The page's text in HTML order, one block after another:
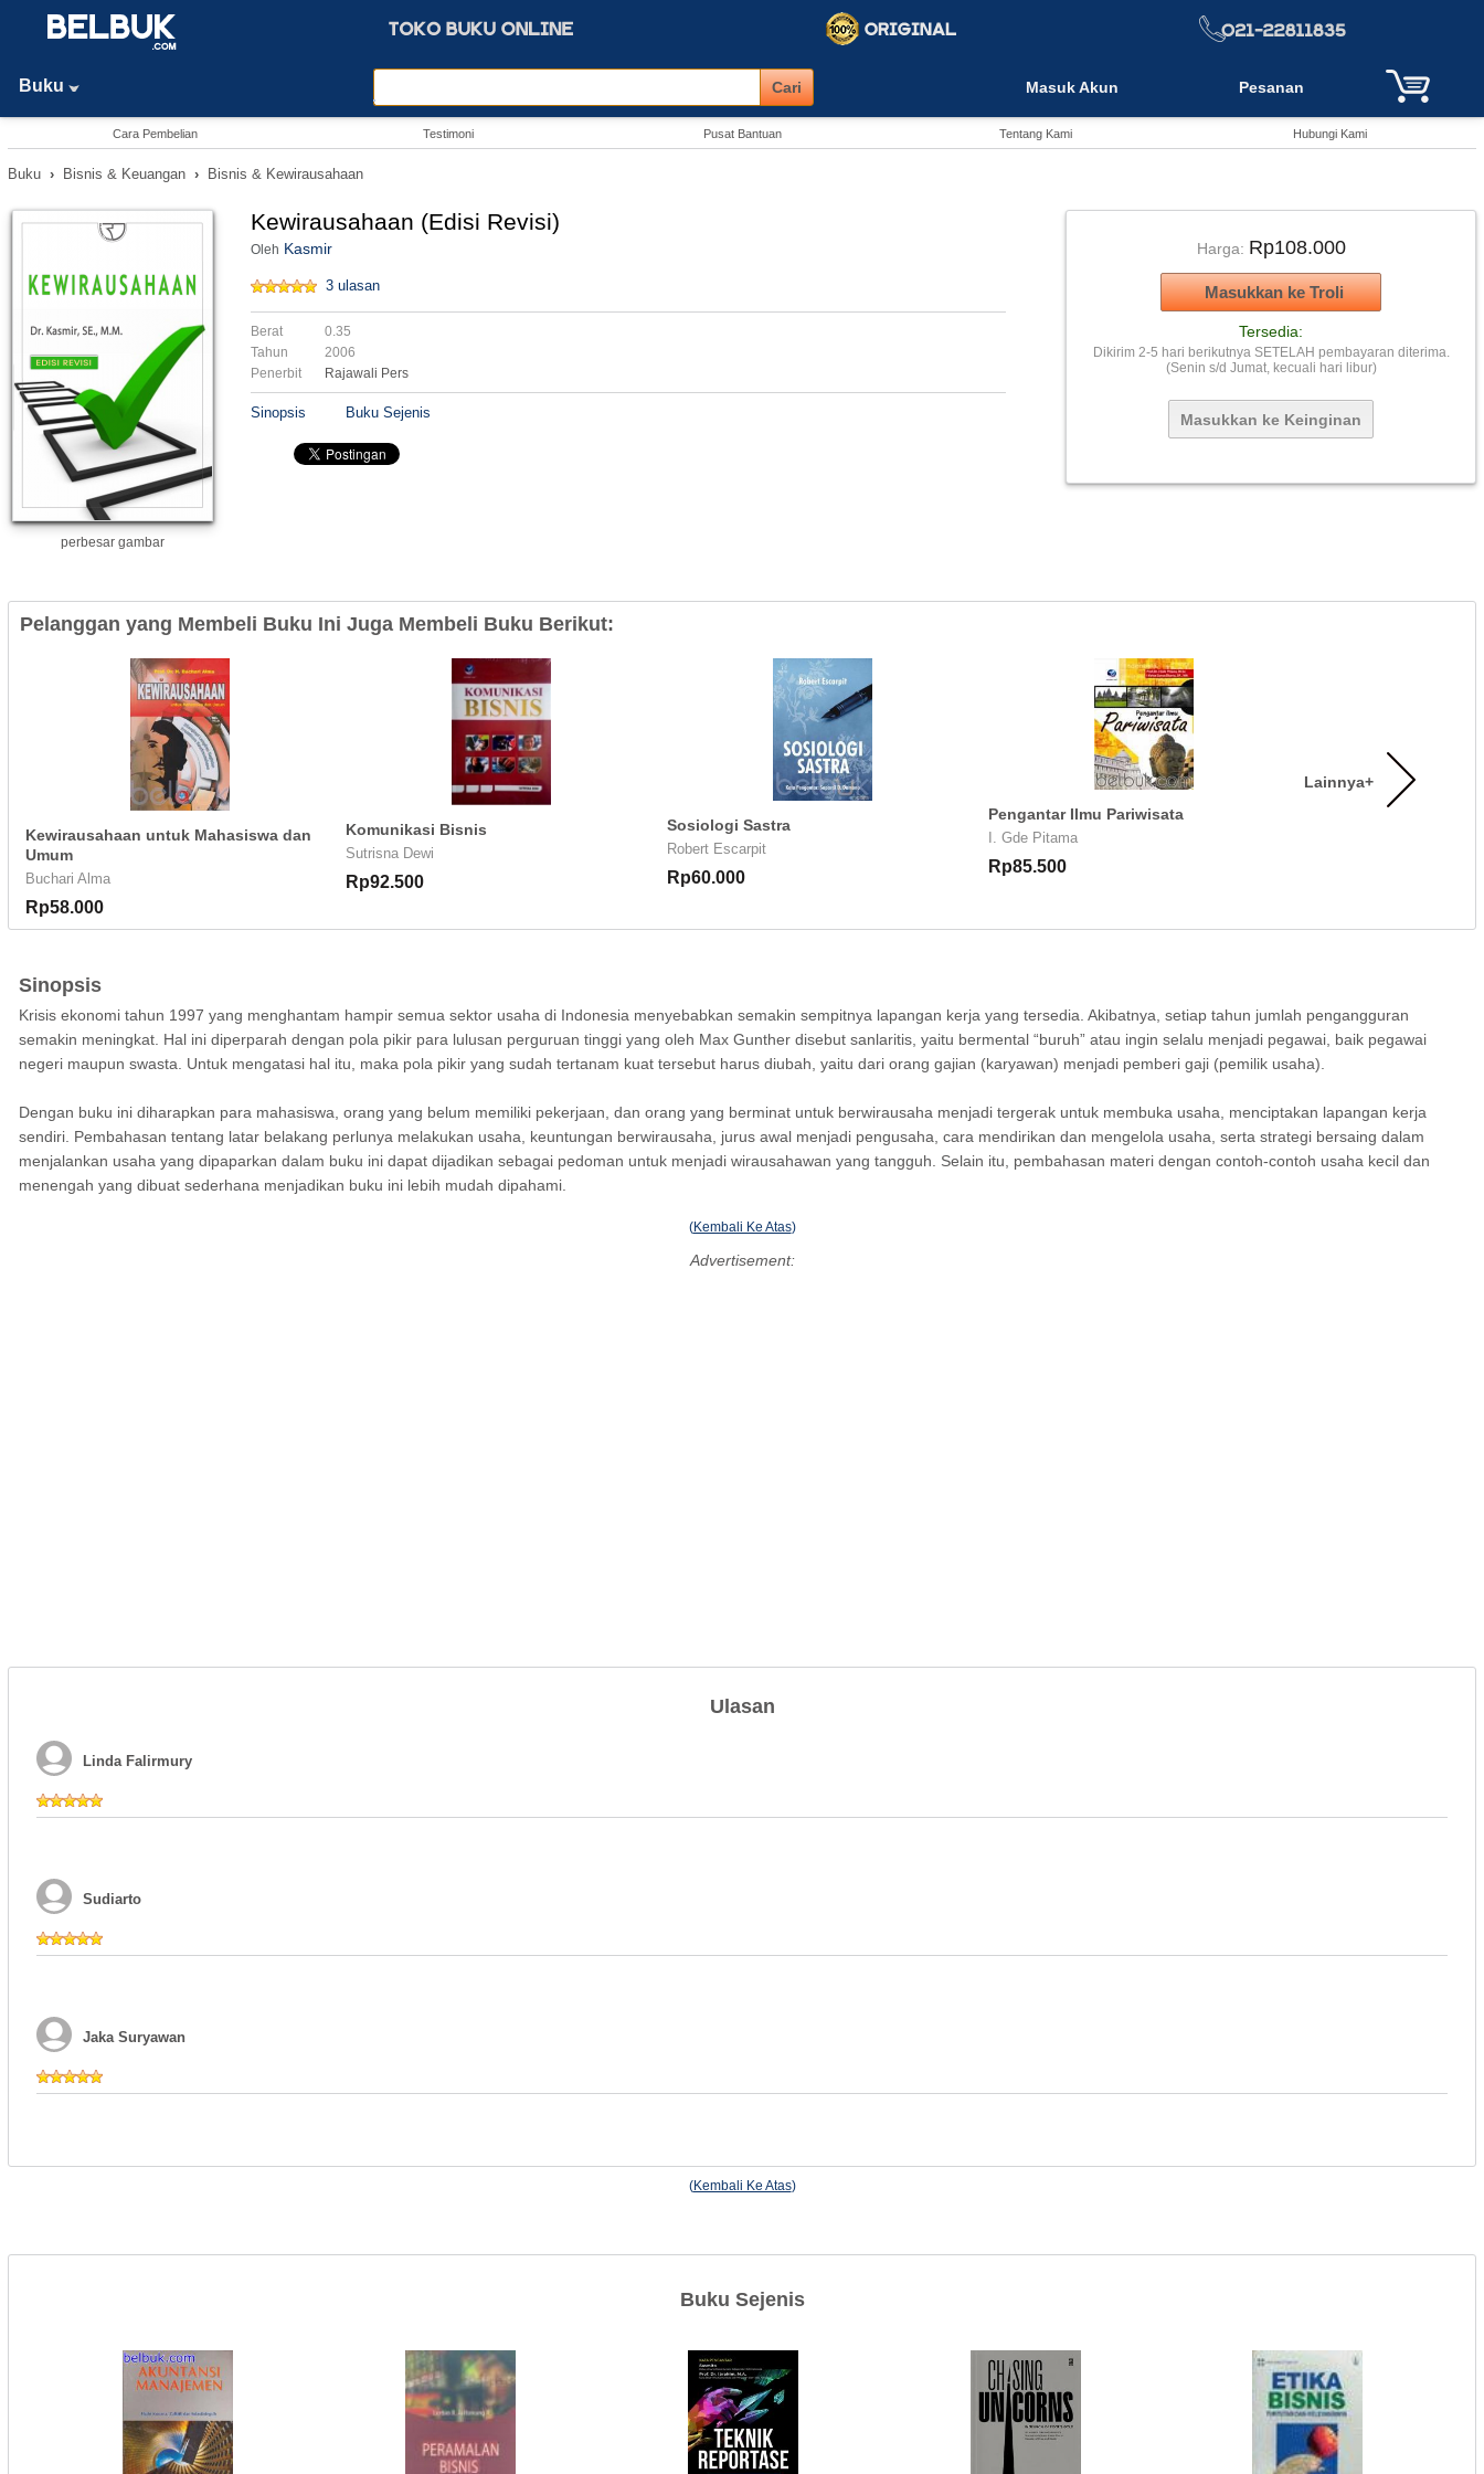
Buku Masuk Akun Pesanan
Cara Pembelian Testimoni Pusat Bantuan Tentang Kami Hubungi Kami
Buku › Bisnis & Keuangan › Bisnis & Kewirausahaan
perbesar gambar
Kewirausahaan (Edisi Revisi)
Oleh Kasmir
3 ulasan
Berat
0.35
Tahun
2006
Penerbit
Rajawali Pers
Sinopsis Buku Sejenis
Harga: Rp108.000
Tersedia:
Dikirim 2-5 hari berikutnya SETELAH pembayaran diterima.
(Senin s/d Jumat, kecuali hari libur)
Pelanggan yang Membeli Buku Ini Juga Membeli Buku Berikut:
Kewirausahaan untuk Mahasiswa dan
Umum
Buchari Alma
Rp58.000
Komunikasi Bisnis
Sutrisna Dewi
Rp92.500
Sosiologi Sastra
Robert Escarpit
Rp60.000
Pengantar Ilmu Pariwisata
I. Gde Pitama
Rp85.500
Lainnya+
Sinopsis
Krisis ekonomi tahun 1997 yang menghantam hampir semua sektor usaha di Indonesia menyebabkan semakin sempitnya lapangan kerja yang tersedia. Akibatnya, setiap tahun jumlah pengangguran
semakin meningkat. Hal ini diperparah dengan pola pikir para lulusan perguruan tinggi yang oleh Max Gunther disebut sanlaritis, yaitu bermental “buruh” atau ingin selalu menjadi pegawai, baik pegawai
negeri maupun swasta. Untuk mengatasi hal itu, maka pola pikir yang sudah tertanam kuat tersebut harus diubah, yaitu dari orang gajian (karyawan) menjadi pemberi gaji (pemilik usaha).
Dengan buku ini diharapkan para mahasiswa, orang yang belum memiliki pekerjaan, dan orang yang berminat untuk berwirausaha menjadi tergerak untuk membuka usaha, menciptakan lapangan kerja
sendiri. Pembahasan tentang latar belakang perlunya melakukan usaha, keuntungan berwirausaha, jurus awal menjadi pengusaha, cara mendirikan dan mengelola usaha, serta strategi bersaing dalam
menjalankan usaha yang dipaparkan dalam buku ini dapat dijadikan sebagai pedoman untuk menjadi wirausahawan yang tangguh. Selain itu, pembahasan materi dengan contoh-contoh usaha kecil dan
menengah yang dibuat sederhana menjadikan buku ini lebih mudah dipahami.
(Kembali Ke Atas)
Advertisement:
Ulasan
Linda Falirmury
Sudiarto
Jaka Suryawan
(Kembali Ke Atas)
Buku Sejenis